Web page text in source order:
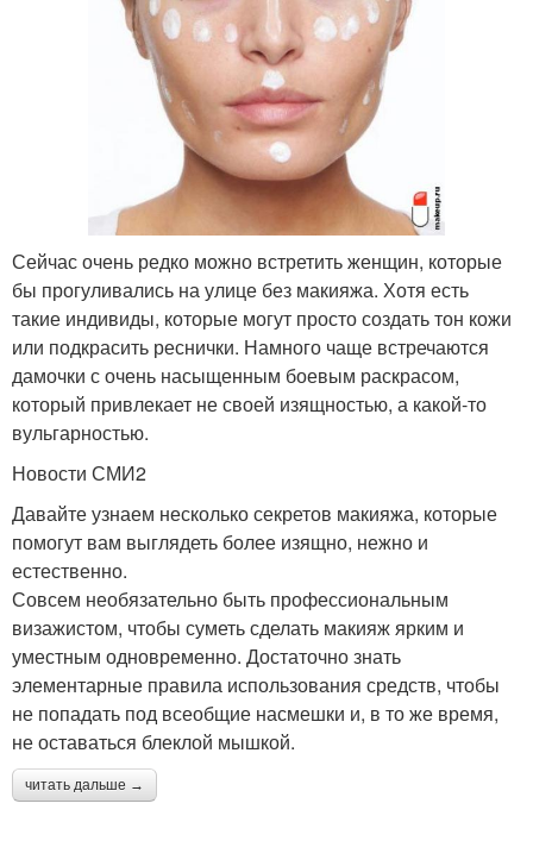
Сейчас очень редко можно встретить женщин, которые
бы прогуливались на улице без макияжа. Хотя есть
такие индивиды, которые могут просто создать тон кожи
или подкрасить реснички. Намного чаще встречаются
дамочки с очень насыщенным боевым раскрасом,
который привлекает не своей изящностью, а какой-то
вульгарностью.
Новости СМИ2
Давайте узнаем несколько секретов макияжа, которые
помогут вам выглядеть более изящно, нежно и
естественно.
Совсем необязательно быть профессиональным
визажистом, чтобы суметь сделать макияж ярким и
уместным одновременно. Достаточно знать
элементарные правила использования средств, чтобы
не попадать под всеобщие насмешки и, в то же время,
не оставаться блеклой мышкой.
читать дальше →